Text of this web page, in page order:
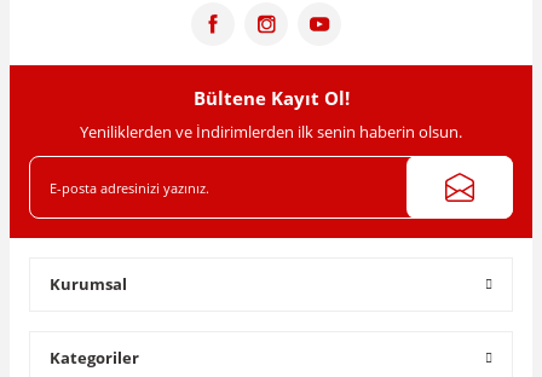
Ürün fiyatı diğer sitelerden daha pahalı.
Gönder
Bültene Kayıt Ol!
Yeniliklerden ve İndirimlerden ilk senin haberin olsun.
Kurumsal
Kategoriler